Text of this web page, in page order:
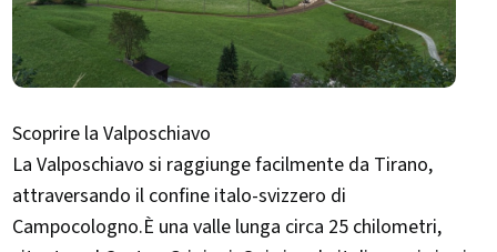
Scoprire la Valposchiavo
La Valposchiavo si raggiunge facilmente da Tirano,
attraversando il confine italo-svizzero di
Campocologno.È una valle lunga circa 25 chilometri,